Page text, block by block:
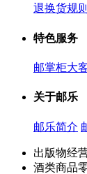
退换货规则
特色服务
邮掌柜大
关于邮乐
邮乐简介
出版物经
酒类商品